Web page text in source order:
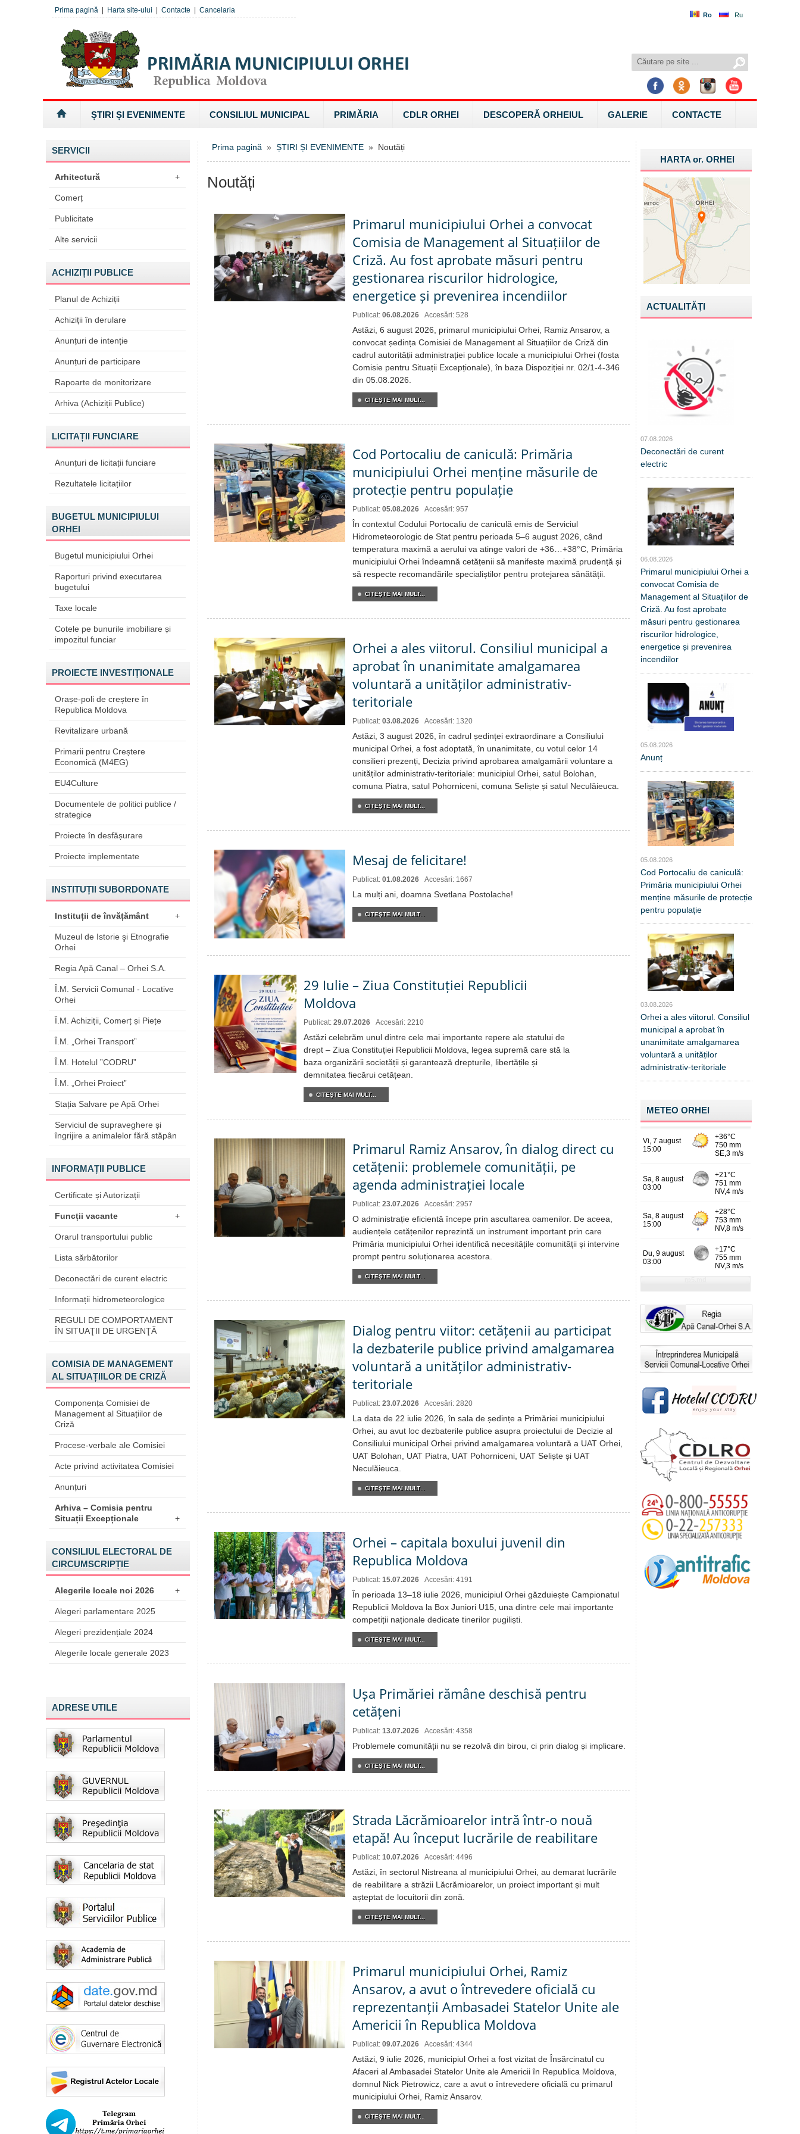
Ro Ru
Prima pagină Harta site-ului Contacte Cancelaria
ȘTIRI ȘI EVENIMENTE CONSILIUL MUNICIPAL PRIMĂRIA CDLR ORHEI DESCOPERĂ ORHEIUL GALERIE CONTACTE
SERVICII
Arhitectură +
Comerț
Publicitate
Alte servicii
ACHIZIȚII PUBLICE
Planul de Achiziții
Achiziții în derulare
Anunțuri de intenție
Anunțuri de participare
Rapoarte de monitorizare
Arhiva (Achiziții Publice)
LICITAȚII FUNCIARE
Anunțuri de licitații funciare
Rezultatele licitațiilor
BUGETUL MUNICIPIULUI
ORHEI
Bugetul municipiului Orhei
Raporturi privind executarea
bugetului
Taxe locale
Cotele pe bunurile imobiliare și
impozitul funciar
PROIECTE INVESTIȚIONALE
Orașe-poli de creștere în
Republica Moldova
Revitalizare urbană
Primarii pentru Creștere
Economică (M4EG)
EU4Culture
Documentele de politici publice /
strategice
Proiecte în desfășurare
Proiecte implementate
INSTITUȚII SUBORDONATE
Instituții de învățământ +
Muzeul de Istorie şi Etnografie
Orhei
Regia Apă Canal – Orhei S.A.
Î.M. Servicii Comunal - Locative
Orhei
Î.M. Achiziții, Comerț și Piețe
Î.M. „Orhei Transport”
Î.M. Hotelul ”CODRU”
Î.M. „Orhei Proiect”
Stația Salvare pe Apă Orhei
Serviciul de supraveghere și
îngrijire a animalelor fără stăpân
INFORMAȚII PUBLICE
Certificate și Autorizații
Funcții vacante +
Orarul transportului public
Lista sărbătorilor
Deconectări de curent electric
Informații hidrometeorologice
REGULI DE COMPORTAMENT
ÎN SITUAŢII DE URGENŢĂ
COMISIA DE MANAGEMENT
AL SITUAȚIILOR DE CRIZĂ
Componența Comisiei de
Management al Situațiilor de
Criză
Procese-verbale ale Comisiei
Acte privind activitatea Comisiei
Anunțuri
Arhiva – Comisia pentru
Situații Excepționale
+
CONSILIUL ELECTORAL DE
CIRCUMSCRIPȚIE
Alegerile locale noi 2026 +
Alegeri parlamentare 2025
Alegeri prezidențiale 2024
Alegerile locale generale 2023
ADRESE UTILE
Prima pagină » ȘTIRI ȘI EVENIMENTE » Noutăți
Noutăți
Primarul municipiului Orhei a convocat
Comisia de Management al Situațiilor de
Criză. Au fost aprobate măsuri pentru
gestionarea riscurilor hidrologice,
energetice și prevenirea incendiilor
Publicat: 06.08.2026 Accesări: 528
Astăzi, 6 august 2026, primarul municipiului Orhei, Ramiz Ansarov, a
convocat ședința Comisiei de Management al Situațiilor de Criză din
cadrul autorității administrației publice locale a municipiului Orhei (fosta
Comisie pentru Situații Excepționale), în baza Dispoziției nr. 02/1-4-346
din 05.08.2026.
CITEŞTE MAI MULT...
Cod Portocaliu de caniculă: Primăria
municipiului Orhei menține măsurile de
protecție pentru populație
Publicat: 05.08.2026 Accesări: 957
În contextul Codului Portocaliu de caniculă emis de Serviciul
Hidrometeorologic de Stat pentru perioada 5–6 august 2026, când
temperatura maximă a aerului va atinge valori de +36…+38°C, Primăria
municipiului Orhei îndeamnă cetățenii să manifeste maximă prudență și
să respecte recomandările specialiștilor pentru protejarea sănătății.
CITEŞTE MAI MULT...
Orhei a ales viitorul. Consiliul municipal a
aprobat în unanimitate amalgamarea
voluntară a unităților administrativ-
teritoriale
Publicat: 03.08.2026 Accesări: 1320
Astăzi, 3 august 2026, în cadrul ședinței extraordinare a Consiliului
municipal Orhei, a fost adoptată, în unanimitate, cu votul celor 14
consilieri prezenți, Decizia privind aprobarea amalgamării voluntare a
unităților administrativ-teritoriale: municipiul Orhei, satul Bolohan,
comuna Piatra, satul Pohorniceni, comuna Seliște și satul Neculăieuca.
CITEŞTE MAI MULT...
Mesaj de felicitare!
Publicat: 01.08.2026 Accesări: 1667
La mulți ani, doamna Svetlana Postolache!
CITEŞTE MAI MULT...
29 Iulie – Ziua Constituției Republicii
Moldova
Publicat: 29.07.2026 Accesări: 2210
Astăzi celebrăm unul dintre cele mai importante repere ale statului de
drept – Ziua Constituției Republicii Moldova, legea supremă care stă la
baza organizării societății și garantează drepturile, libertățile și
demnitatea fiecărui cetățean.
CITEŞTE MAI MULT...
Primarul Ramiz Ansarov, în dialog direct cu
cetățenii: problemele comunității, pe
agenda administrației locale
Publicat: 23.07.2026 Accesări: 2957
O administrație eficientă începe prin ascultarea oamenilor. De aceea,
audiențele cetățenilor reprezintă un instrument important prin care
Primăria municipiului Orhei identifică necesitățile comunității și intervine
prompt pentru soluționarea acestora.
CITEŞTE MAI MULT...
Dialog pentru viitor: cetățenii au participat
la dezbaterile publice privind amalgamarea
voluntară a unităților administrativ-
teritoriale
Publicat: 23.07.2026 Accesări: 2820
La data de 22 iulie 2026, în sala de ședințe a Primăriei municipiului
Orhei, au avut loc dezbaterile publice asupra proiectului de Decizie al
Consiliului municipal Orhei privind amalgamarea voluntară a UAT Orhei,
UAT Bolohan, UAT Piatra, UAT Pohorniceni, UAT Seliște și UAT
Neculăieuca.
CITEŞTE MAI MULT...
Orhei – capitala boxului juvenil din
Republica Moldova
Publicat: 15.07.2026 Accesări: 4191
În perioada 13–18 iulie 2026, municipiul Orhei găzduiește Campionatul
Republicii Moldova la Box Juniori U15, una dintre cele mai importante
competiții naționale dedicate tinerilor pugiliști.
CITEŞTE MAI MULT...
Ușa Primăriei rămâne deschisă pentru
cetățeni
Publicat: 13.07.2026 Accesări: 4358
Problemele comunității nu se rezolvă din birou, ci prin dialog și implicare.
CITEŞTE MAI MULT...
Strada Lăcrămioarelor intră într-o nouă
etapă! Au început lucrările de reabilitare
Publicat: 10.07.2026 Accesări: 4496
Astăzi, în sectorul Nistreana al municipiului Orhei, au demarat lucrările
de reabilitare a străzii Lăcrămioarelor, un proiect important și mult
așteptat de locuitorii din zonă.
CITEŞTE MAI MULT...
Primarul municipiului Orhei, Ramiz
Ansarov, a avut o întrevedere oficială cu
reprezentanții Ambasadei Statelor Unite ale
Americii în Republica Moldova
Publicat: 09.07.2026 Accesări: 4344
Astăzi, 9 iulie 2026, municipiul Orhei a fost vizitat de Însărcinatul cu
Afaceri al Ambasadei Statelor Unite ale Americii în Republica Moldova,
domnul Nick Pietrowicz, care a avut o întrevedere oficială cu primarul
municipiului Orhei, Ramiz Ansarov.
CITEŞTE MAI MULT...
HARTA or.ORHEI
ACTUALITĂŢI
07.08.2026
Deconectări de curent
electric
06.08.2026
Primarul municipiului Orhei a
convocat Comisia de
Management al Situațiilor de
Criză. Au fost aprobate
măsuri pentru gestionarea
riscurilor hidrologice,
energetice și prevenirea
incendiilor
05.08.2026
Anunț
05.08.2026
Cod Portocaliu de caniculă:
Primăria municipiului Orhei
menține măsurile de protecție
pentru populație
03.08.2026
Orhei a ales viitorul. Consiliul
municipal a aprobat în
unanimitate amalgamarea
voluntară a unităților
administrativ-teritoriale
METEO ORHEI